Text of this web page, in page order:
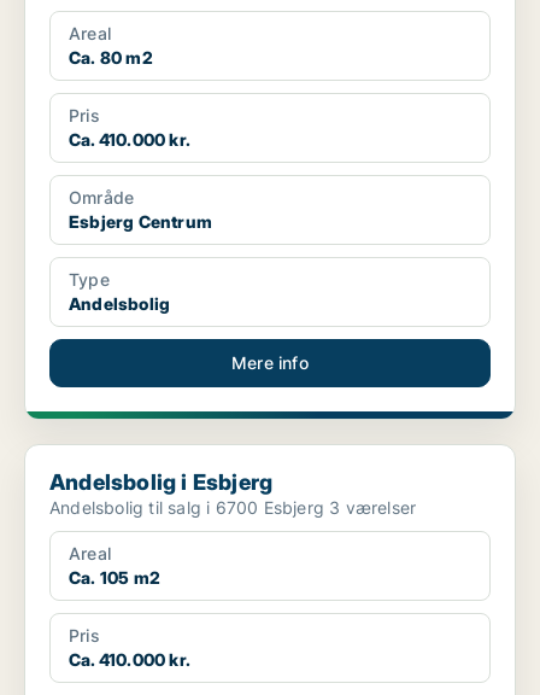
Areal
Ca. 80 m2
Pris
Ca. 410.000 kr.
Område
Esbjerg Centrum
Type
Andelsbolig
Mere info
Andelsbolig i Esbjerg
Andelsbolig i Esbjerg
Andelsbolig til salg i 6700 Esbjerg 3 værelser
Areal
Ca. 105 m2
Pris
Ca. 410.000 kr.